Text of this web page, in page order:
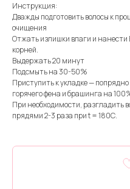
Инструкция:
Дважды подготовить волосы к
очищения
Отжать излишки влаги и нанести
корней.
Выдержать 20 минут
Подсмыть на 30-50%
Приступить к укладке —
горячего фена и брашинга на
При необходимости,
прядями 2-3 раза при t = 180С.